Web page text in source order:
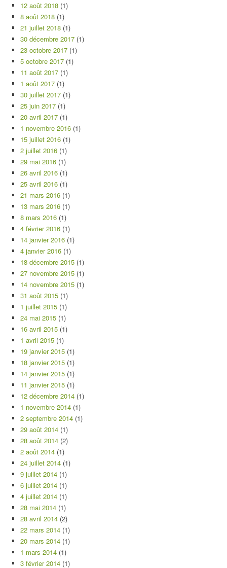
12 août 2018 (1)
8 août 2018 (1)
21 juillet 2018 (1)
30 décembre 2017 (1)
23 octobre 2017 (1)
5 octobre 2017 (1)
11 août 2017 (1)
1 août 2017 (1)
30 juillet 2017 (1)
25 juin 2017 (1)
20 avril 2017 (1)
1 novembre 2016 (1)
15 juillet 2016 (1)
2 juillet 2016 (1)
29 mai 2016 (1)
26 avril 2016 (1)
25 avril 2016 (1)
21 mars 2016 (1)
13 mars 2016 (1)
8 mars 2016 (1)
4 février 2016 (1)
14 janvier 2016 (1)
4 janvier 2016 (1)
18 décembre 2015 (1)
27 novembre 2015 (1)
14 novembre 2015 (1)
31 août 2015 (1)
1 juillet 2015 (1)
24 mai 2015 (1)
16 avril 2015 (1)
1 avril 2015 (1)
19 janvier 2015 (1)
18 janvier 2015 (1)
14 janvier 2015 (1)
11 janvier 2015 (1)
12 décembre 2014 (1)
1 novembre 2014 (1)
2 septembre 2014 (1)
29 août 2014 (1)
28 août 2014 (2)
2 août 2014 (1)
24 juillet 2014 (1)
9 juillet 2014 (1)
6 juillet 2014 (1)
4 juillet 2014 (1)
28 mai 2014 (1)
28 avril 2014 (2)
22 mars 2014 (1)
20 mars 2014 (1)
1 mars 2014 (1)
3 février 2014 (1)